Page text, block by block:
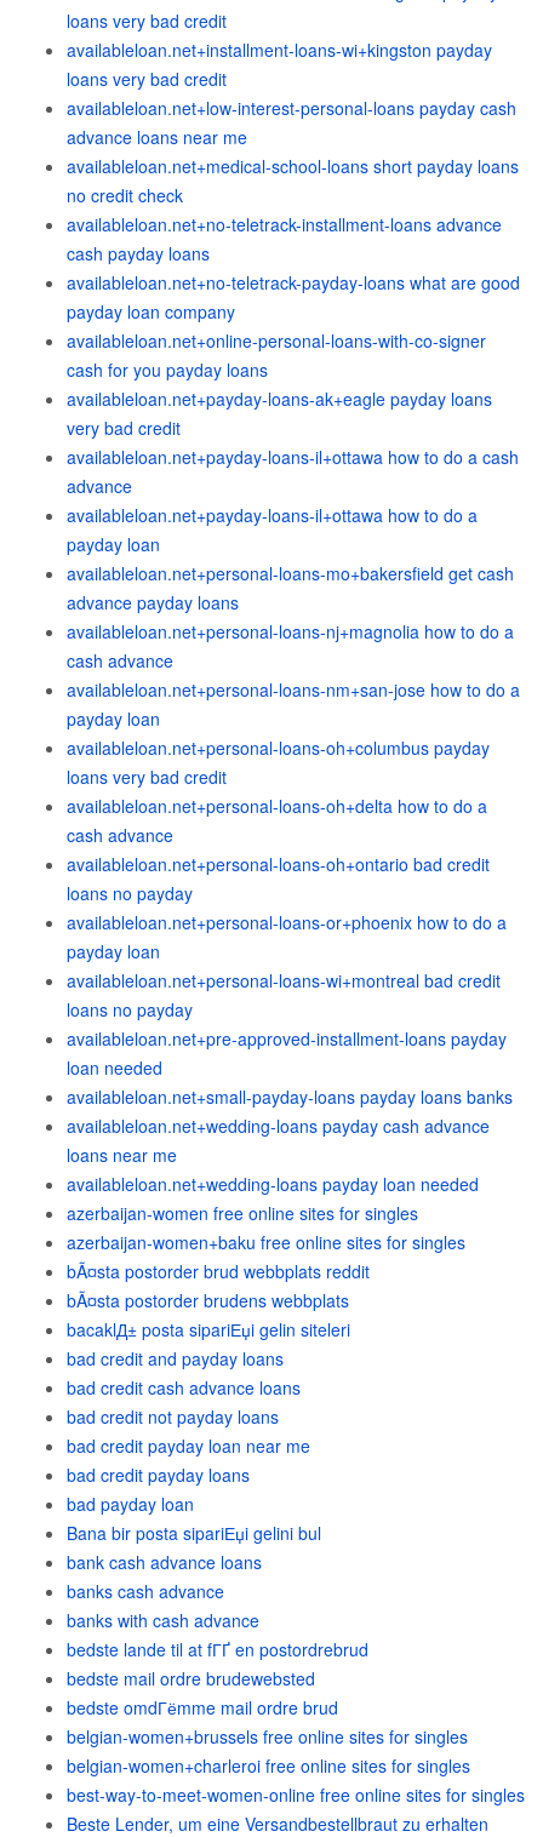
loans very bad credit
availableloan.net+installment-loans-wi+kingston payday
loans very bad credit
availableloan.net+low-interest-personal-loans payday cash
advance loans near me
availableloan.net+medical-school-loans short payday loans
no credit check
availableloan.net+no-teletrack-installment-loans advance
cash payday loans
availableloan.net+no-teletrack-payday-loans what are good
payday loan company
availableloan.net+online-personal-loans-with-co-signer
cash for you payday loans
availableloan.net+payday-loans-ak+eagle payday loans
very bad credit
availableloan.net+payday-loans-il+ottawa how to do a cash
advance
availableloan.net+payday-loans-il+ottawa how to do a
payday loan
availableloan.net+personal-loans-mo+bakersfield get cash
advance payday loans
availableloan.net+personal-loans-nj+magnolia how to do a
cash advance
availableloan.net+personal-loans-nm+san-jose how to do a
payday loan
availableloan.net+personal-loans-oh+columbus payday
loans very bad credit
availableloan.net+personal-loans-oh+delta how to do a
cash advance
availableloan.net+personal-loans-oh+ontario bad credit
loans no payday
availableloan.net+personal-loans-or+phoenix how to do a
payday loan
availableloan.net+personal-loans-wi+montreal bad credit
loans no payday
availableloan.net+pre-approved-installment-loans payday
loan needed
availableloan.net+small-payday-loans payday loans banks
availableloan.net+wedding-loans payday cash advance
loans near me
availableloan.net+wedding-loans payday loan needed
azerbaijan-women free online sites for singles
azerbaijan-women+baku free online sites for singles
bÃ¤sta postorder brud webbplats reddit
bÃ¤sta postorder brudens webbplats
bacaklД± posta sipariЕџi gelin siteleri
bad credit and payday loans
bad credit cash advance loans
bad credit not payday loans
bad credit payday loan near me
bad credit payday loans
bad payday loan
Bana bir posta sipariЕџi gelini bul
bank cash advance loans
banks cash advance
banks with cash advance
bedste lande til at fГҐ en postordrebrud
bedste mail ordre brudewebsted
bedste omdГёmme mail ordre brud
belgian-women+brussels free online sites for singles
belgian-women+charleroi free online sites for singles
best-way-to-meet-women-online free online sites for singles
Beste Lender, um eine Versandbestellbraut zu erhalten